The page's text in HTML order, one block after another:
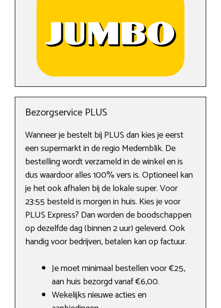
Bezorgservice PLUS
Wanneer je bestelt bij PLUS dan kies je eerst
een supermarkt in de regio Medemblik. De
bestelling wordt verzameld in de winkel en is
dus waardoor alles 100% vers is. Optioneel kan
je het ook afhalen bij de lokale super. Voor
23:55 besteld is morgen in huis. Kies je voor
PLUS Express? Dan worden de boodschappen
op dezelfde dag (binnen 2 uur) geleverd. Ook
handig voor bedrijven, betalen kan op factuur.
Je moet minimaal bestellen voor €25,
aan huis bezorgd vanaf €6,00.
Wekelijks nieuwe acties en